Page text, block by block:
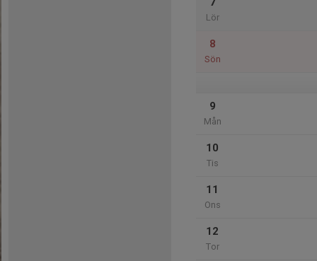
Lör
8
Sön
9
Mån
10
Tis
11
Ons
12
Tor